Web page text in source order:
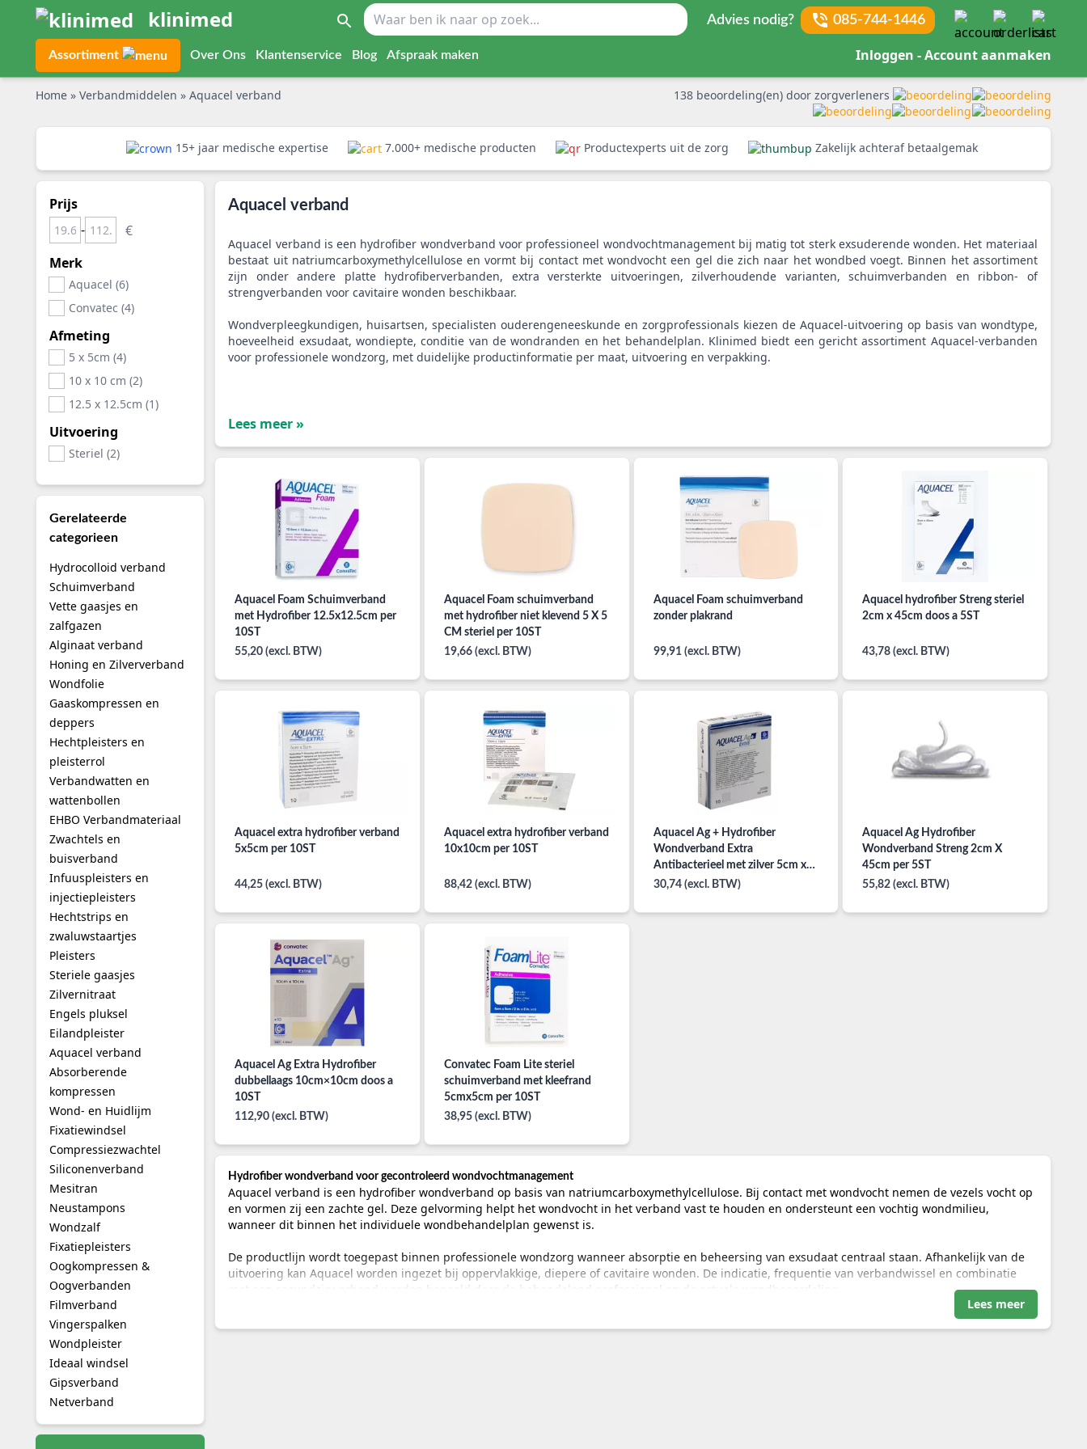
klinimed Advies nodig? 085-744-1446
Assortiment Over Ons Klantenservice Blog Afspraak maken Inloggen - Account aanmaken
Home » Verbandmiddelen » Aquacel verband 138 beoordeling(en) door zorgverleners
15+ jaar medische expertise 7.000+ medische producten Productexperts uit de zorg Zakelijk achteraf betaalgemak
Prijs
-
Merk
Aquacel (6)
Convatec (4)
Afmeting
5 x 5cm (4)
10 x 10 cm (2)
12.5 x 12.5cm (1)
Uitvoering
Steriel (2)
Gerelateerde
categorieen
Hydrocolloid verband
Schuimverband
Vette gaasjes en
zalfgazen
Alginaat verband
Honing en Zilververband
Wondfolie
Gaaskompressen en
deppers
Hechtpleisters en
pleisterrol
Verbandwatten en
wattenbollen
EHBO Verbandmateriaal
Zwachtels en
buisverband
Infuuspleisters en
injectiepleisters
Hechtstrips en
zwaluwstaartjes
Pleisters
Steriele gaasjes
Zilvernitraat
Engels pluksel
Eilandpleister
Aquacel verband
Absorberende
kompressen
Wond- en Huidlijm
Fixatiewindsel
Compressiezwachtel
Siliconenverband
Mesitran
Neustampons
Wondzalf
Fixatiepleisters
Oogkompressen &
Oogverbanden
Filmverband
Vingerspalken
Wondpleister
Ideaal windsel
Gipsverband
Netverband
Aquacel verband
Aquacel verband is een hydrofiber wondverband voor professioneel wondvochtmanagement bij matig tot sterk exsuderende wonden. Het materiaal
bestaat uit natriumcarboxymethylcellulose en vormt bij contact met wondvocht een gel die zich naar het wondbed voegt. Binnen het assortiment
zijn onder andere platte hydrofiberverbanden, extra versterkte uitvoeringen, zilverhoudende varianten, schuimverbanden en ribbon- of
strengverbanden voor cavitaire wonden beschikbaar.
Wondverpleegkundigen, huisartsen, specialisten ouderengeneeskunde en zorgprofessionals kiezen de Aquacel-uitvoering op basis van wondtype,
hoeveelheid exsudaat, wondiepte, conditie van de wondranden en het behandelplan. Klinimed biedt een gericht assortiment Aquacel-verbanden
voor professionele wondzorg, met duidelijke productinformatie per maat, uitvoering en verpakking.
Lees meer »
Aquacel Foam Schuimverband
met Hydrofiber 12.5x12.5cm per
10ST
55,20 (excl. BTW)
Aquacel Foam schuimverband
met hydrofiber niet klevend 5 X 5
CM steriel per 10ST
19,66 (excl. BTW)
Aquacel Foam schuimverband
zonder plakrand
99,91 (excl. BTW)
Aquacel hydrofiber Streng steriel
2cm x 45cm doos a 5ST
43,78 (excl. BTW)
Aquacel extra hydrofiber verband
5x5cm per 10ST
44,25 (excl. BTW)
Aquacel extra hydrofiber verband
10x10cm per 10ST
88,42 (excl. BTW)
Aquacel Ag + Hydrofiber
Wondverband Extra
Antibacterieel met zilver 5cm x
5cm per 10ST
30,74 (excl. BTW)
Aquacel Ag Hydrofiber
Wondverband Streng 2cm X
45cm per 5ST
55,82 (excl. BTW)
Aquacel Ag Extra Hydrofiber
dubbellaags 10cm×10cm doos a
10ST
112,90 (excl. BTW)
Convatec Foam Lite steriel
schuimverband met kleefrand
5cmx5cm per 10ST
38,95 (excl. BTW)
Hydrofiber wondverband voor gecontroleerd wondvochtmanagement
Aquacel verband is een hydrofiber wondverband op basis van natriumcarboxymethylcellulose. Bij contact met wondvocht nemen de vezels vocht op
en vormen zij een zachte gel. Deze gelvorming helpt het wondvocht in het verband vast te houden en ondersteunt een vochtig wondmilieu,
wanneer dit binnen het individuele wondbehandelplan gewenst is.
De productlijn wordt toegepast binnen professionele wondzorg wanneer absorptie en beheersing van exsudaat centraal staan. Afhankelijk van de
uitvoering kan Aquacel worden ingezet bij oppervlakkige, diepere of cavitaire wonden. De indicatie, frequentie van verbandwissel en combinatie
met een secundair verband worden bepaald door de behandelend professional en de actuele wondbeoordeling.
Voor het volledige assortiment wondbedekkingen, gaasjes, fixatiematerialen en andere professionele toepassingen kunt u terecht in de
Lees meer